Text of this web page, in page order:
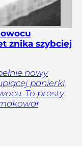
znika szybciej
nowy
panierki,
To prosty